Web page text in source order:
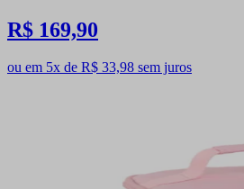
R$ 169,90
ou em 5x de R$ 33,98 sem juros